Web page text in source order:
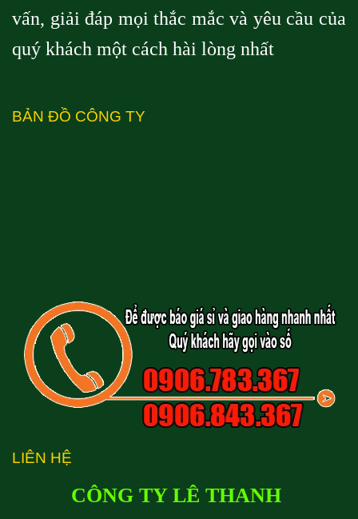
vấn, giải đáp mọi thắc mắc và yêu cầu của
quý khách một cách hài lòng nhất
BẢN ĐỒ CÔNG TY
LIÊN HỆ
CÔNG TY LÊ THANH